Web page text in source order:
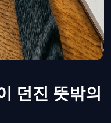
던진 뜻밖의